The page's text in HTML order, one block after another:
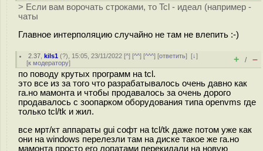
> Если вам ворочать строками, то Tcl - идеал (например -
чаты
Главное интерполяцию случайно не там не влепить :-)
2.37 ,kils1 (?), 15:05, 23/11/2022 [^] [^^] [^^^] [ответить][↓]
[к модератору] + / –
по поводу крутых программ на tcl.
это все из за того что разрабатывалось очень давно как
га.но мамонта и чтобы продавалось за очень дорого
продавалось с зоопарком оборудования типа openvms где
только tcl/tk и жил.
все мрт/кт аппараты gui софт на tcl/tk даже потом уже как
они на windows перелезли там на диске такое же га.но
мамонта просто его лопатами перекидали на новую